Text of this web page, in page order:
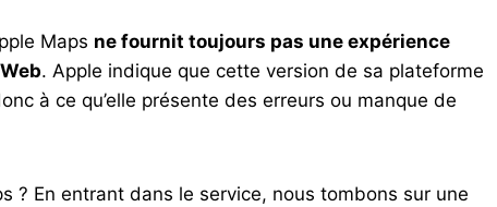
Maps ne fournit toujours pas une expérience
. Apple indique que cette version de sa plateforme
à ce qu’elle présente des erreurs ou manque de
? En entrant dans le service, nous tombons sur une